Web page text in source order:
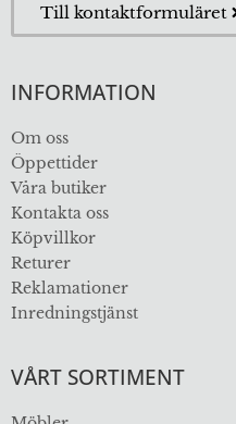
Till kontaktformuläret
INFORMATION
Om oss
Öppettider
Våra butiker
Kontakta oss
Köpvillkor
Returer
Reklamationer
Inredningstjänst
VÅRT SORTIMENT